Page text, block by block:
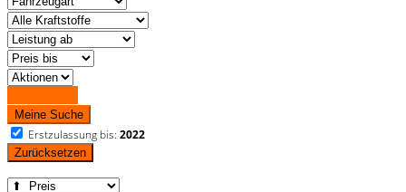
Meine Suche
Erstzulassung bis: 2022
Zurücksetzen